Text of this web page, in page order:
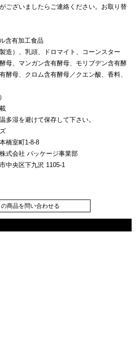
ございましたらご連絡ください。お取り替
含有加工食品
造）、乳頭、ドロマイト、コーンスター
母、マンガン含有酵母、モリブデン含有酵
酵母、クロム含有酵母／クエン酸、香料、
多湿を避けて保存して下さい。
室町1-8-8
式会社 パッケージ事業部
区下九沢 1105-1
の商品を問い合わせる